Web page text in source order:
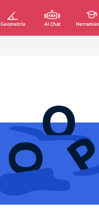
Geometría AI Chat